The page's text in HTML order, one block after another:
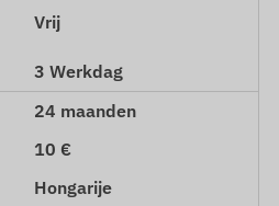
Vrij
3 Werkdag
24 maanden
10 €
Hongarije